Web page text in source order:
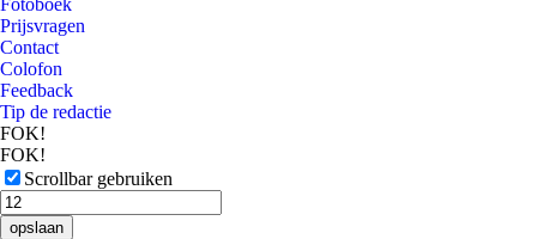
Fotoboek
Prijsvragen
Contact
Colofon
Feedback
Tip de redactie
FOK!
FOK!
Scrollbar gebruiken
opslaan